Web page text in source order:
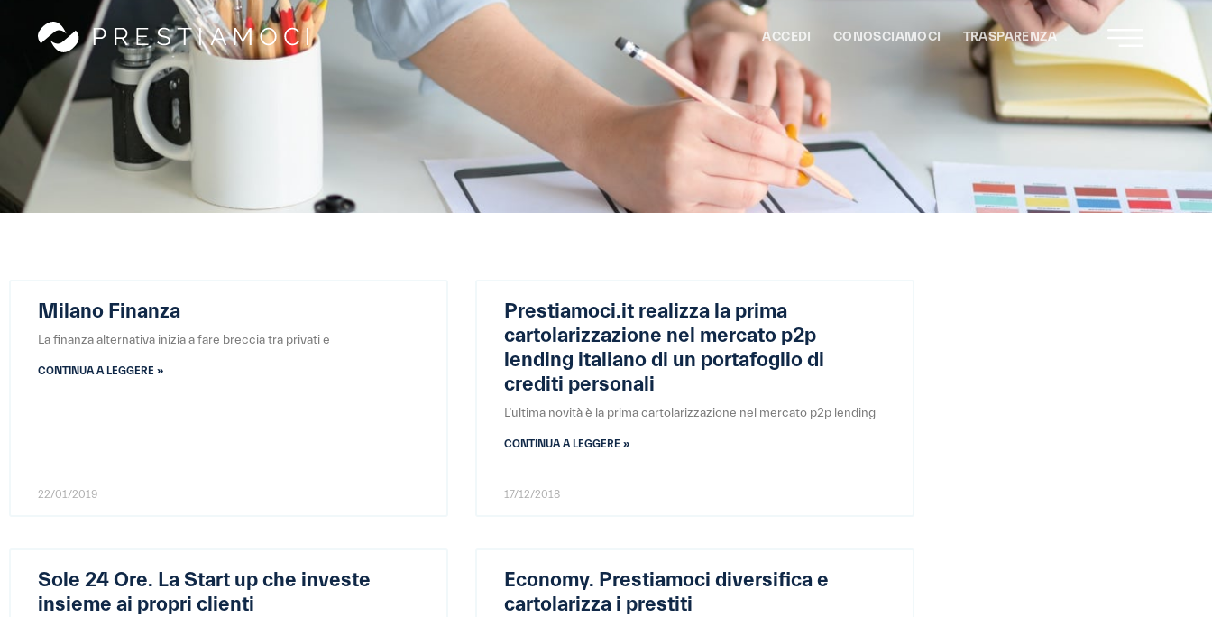
ACCEDI CONOSCIAMOCI TRASPARENZA
Milano Finanza
La finanza alternativa inizia a fare breccia tra privati e
CONTINUA A LEGGERE »
22/01/2019
Prestiamoci.it realizza la prima
cartolarizzazione nel mercato p2p
lending italiano di un portafoglio di
crediti personali
L’ultima novità è la prima cartolarizzazione nel mercato p2p lending
CONTINUA A LEGGERE »
17/12/2018
Sole 24 Ore. La Start up che investe
insieme ai propri clienti
Economy. Prestiamoci diversifica e
cartolarizza i prestiti